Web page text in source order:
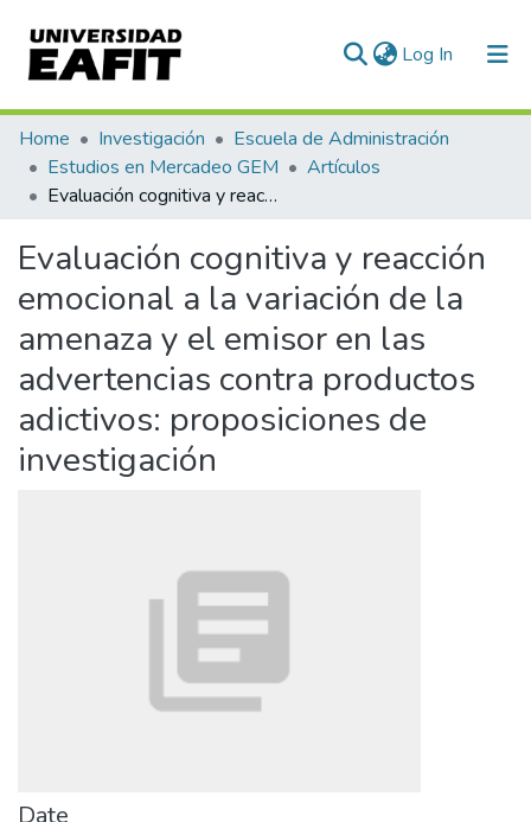
Log In (current)
Communities & Collections
All of DSpace
Home Investigación
Escuela de Administración
Estudios en Mercadeo GEM
Artículos
Evaluación cognitiva y reacción emocional a la variación de la amenaza y el emisor en las advertencias contra productos adictivos: proposiciones de investigación
Evaluación cognitiva y reacción
emocional a la variación de la
amenaza y el emisor en las
advertencias contra productos
adictivos: proposiciones de
investigación
Date